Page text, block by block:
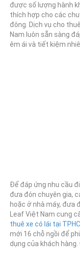
được số lượng hành
thích hợp cho các
đông. Dịch vụ cho
Nam luôn sẵn sàng
êm ái và tiết kiệm
Để đáp ứng nhu cầu
đưa đón chuyên gia,
hoặc ở nhà máy, đưa
Leaf Việt Nam cung
thuê xe có lái tại
mới 16 chỗ ngồi để
dụng của khách